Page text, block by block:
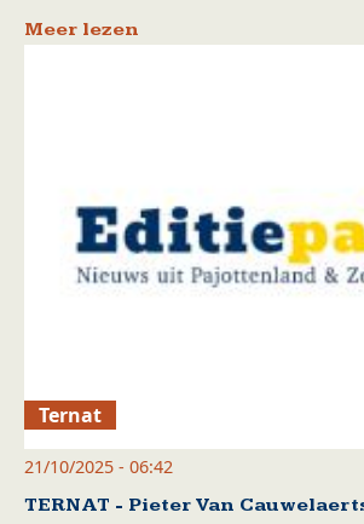
Meer lezen
Ternat
21/10/2025 - 06:42
TERNAT - Pieter Van